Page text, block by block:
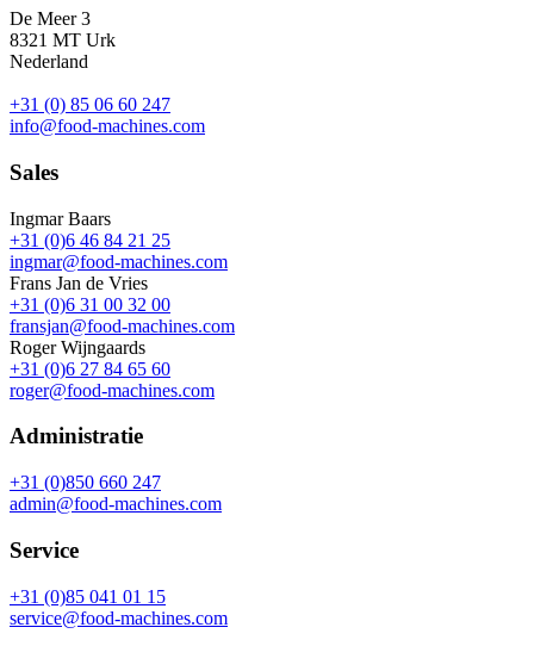
De Meer 3
8321 MT Urk
Nederland
+31 (0) 85 06 60 247
info@food-machines.com
Sales
Ingmar Baars
+31 (0)6 46 84 21 25
ingmar@food-machines.com
Frans Jan de Vries
+31 (0)6 31 00 32 00
fransjan@food-machines.com
Roger Wijngaards
+31 (0)6 27 84 65 60
roger@food-machines.com
Administratie
+31 (0)850 660 247
admin@food-machines.com
Service
+31 (0)85 041 01 15
service@food-machines.com